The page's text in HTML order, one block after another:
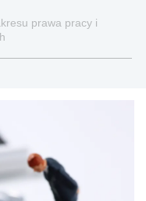
prawa pracy i